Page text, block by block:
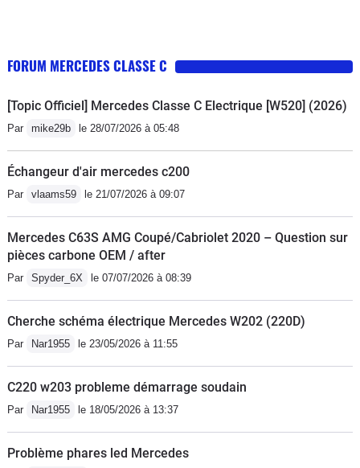
FORUM MERCEDES CLASSE C
[Topic Officiel] Mercedes Classe C Electrique [W520] (2026)
Par mike29b le 28/07/2026 à 05:48
Échangeur d'air mercedes c200
Par vlaams59 le 21/07/2026 à 09:07
Mercedes C63S AMG Coupé/Cabriolet 2020 – Question sur
pièces carbone OEM / after
Par Spyder_6X le 07/07/2026 à 08:39
Cherche schéma électrique Mercedes W202 (220D)
Par Nar1955 le 23/05/2026 à 11:55
C220 w203 probleme démarrage soudain
Par Nar1955 le 18/05/2026 à 13:37
Problème phares led Mercedes